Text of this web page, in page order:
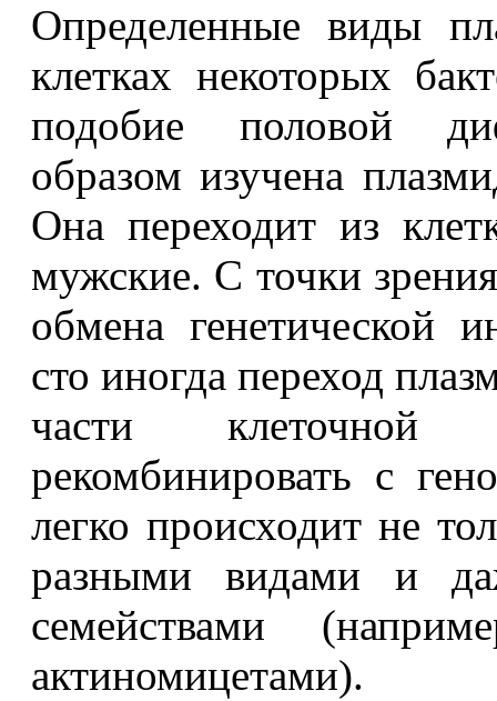
Определенные виды
клетках некоторых
подобие половой
образом изучена
Она переходит из
мужские. С точки
обмена генетической
сто иногда переход
части
рекомбинировать с
легко происходит не
разными видами и
семействами
актиномицетами).